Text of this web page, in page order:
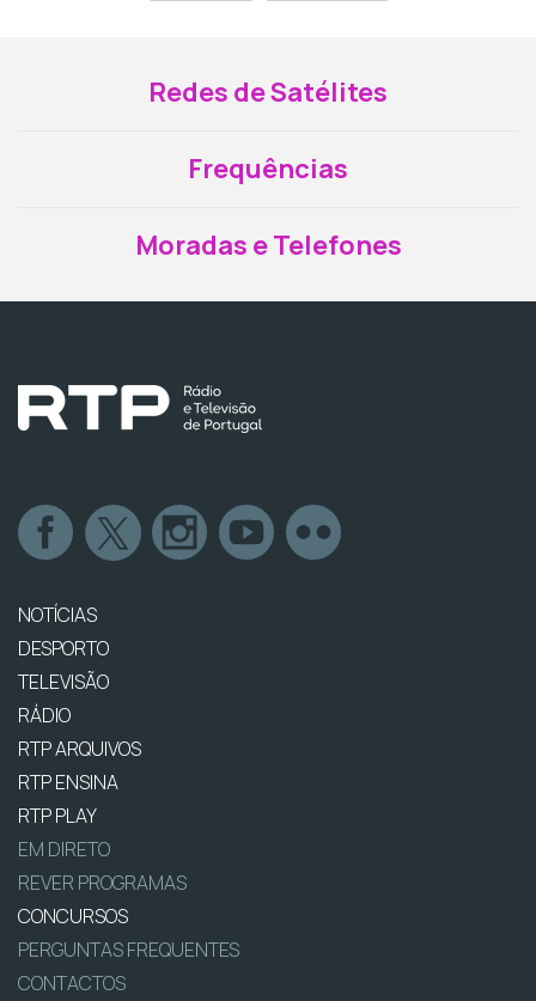
Redes de Satélites
Frequências
Moradas e Telefones
NOTÍCIAS
DESPORTO
TELEVISÃO
RÁDIO
RTP ARQUIVOS
RTP ENSINA
RTP PLAY
EM DIRETO
REVER PROGRAMAS
CONCURSOS
PERGUNTAS FREQUENTES
CONTACTOS